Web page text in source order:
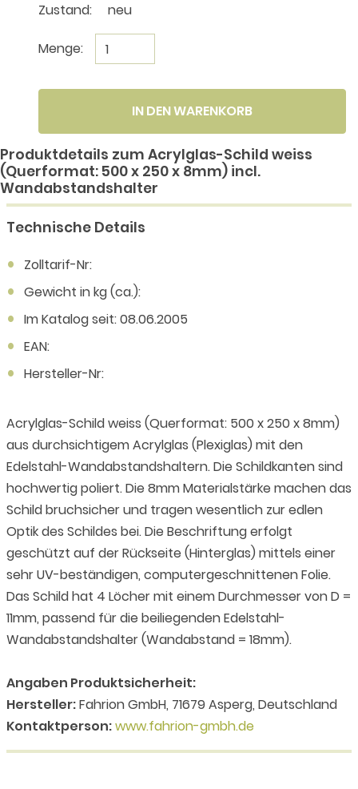
Zustand:
neu
Menge:
IN DEN WARENKORB
Produktdetails zum Acrylglas-Schild weiss
(Querformat: 500 x 250 x 8mm) incl.
Wandabstandshalter
Technische Details
Zolltarif-Nr:
Gewicht in kg (ca.):
Im Katalog seit: 08.06.2005
EAN:
Hersteller-Nr:
Acrylglas-Schild weiss (Querformat: 500 x 250 x 8mm)
aus durchsichtigem Acrylglas (Plexiglas) mit den
Edelstahl-Wandabstandshaltern. Die Schildkanten sind
hochwertig poliert. Die 8mm Materialstärke machen das
Schild bruchsicher und tragen wesentlich zur edlen
Optik des Schildes bei. Die Beschriftung erfolgt
geschützt auf der Rückseite (Hinterglas) mittels einer
sehr UV-beständigen, computergeschnittenen Folie.
Das Schild hat 4 Löcher mit einem Durchmesser von D =
11mm, passend für die beiliegenden Edelstahl-
Wandabstandshalter (Wandabstand = 18mm).
Angaben Produktsicherheit:
Hersteller:Fahrion GmbH, 71679 Asperg, Deutschland
Kontaktperson:www.fahrion-gmbh.de